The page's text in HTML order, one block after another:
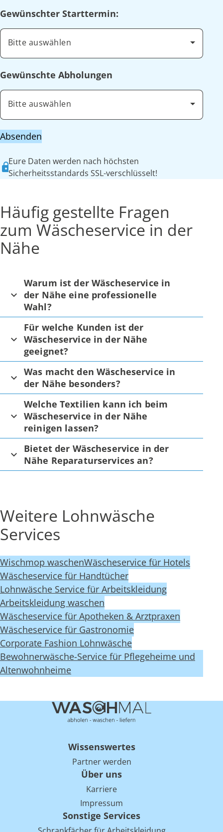
Gewünschter Starttermin:
Bitte auswählen
Gewünschte Abholungen
Bitte auswählen
Absenden
Eure Daten werden nach höchsten
Sicherheitsstandards SSL-verschlüsselt!
Häufig gestellte Fragen
zum Wäscheservice in der
Nähe
Warum ist der Wäscheservice in
der Nähe eine professionelle
Wahl?
Für welche Kunden ist der
Wäscheservice in der Nähe
geeignet?
Was macht den Wäscheservice in
der Nähe besonders?
Welche Textilien kann ich beim
Wäscheservice in der Nähe
reinigen lassen?
Bietet der Wäscheservice in der
Nähe Reparaturservices an?
Weitere Lohnwäsche
Services
Wischmop waschenWäscheservice für Hotels
Wäscheservice für Handtücher
Lohnwäsche Service für Arbeitskleidung
Arbeitskleidung waschen
Wäscheservice für Apotheken & Arztpraxen
Wäscheservice für Gastronomie
Corporate Fashion Lohnwäsche
Bewohnerwäsche-Service für Pflegeheime und
Altenwohnheime
Wissenswertes
Partner werden
Über uns
Karriere
Impressum
Sonstige Services